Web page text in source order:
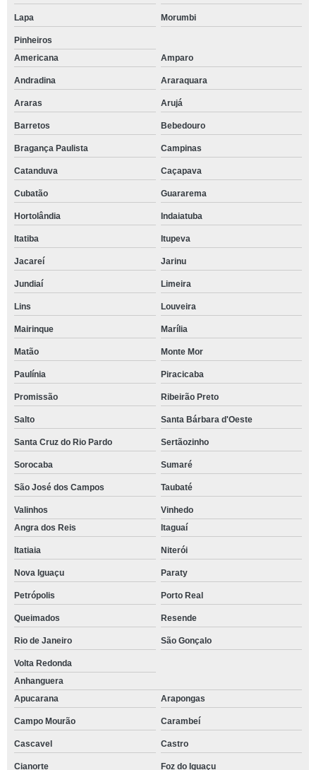
Lapa Morumbi
Pinheiros
Americana
Amparo
Andradina Araraquara
Araras Arujá
Barretos Bebedouro
Bragança Paulista Campinas
Catanduva Caçapava
Cubatão Guararema
Hortolândia Indaiatuba
Itatiba Itupeva
Jacareí Jarinu
Jundiaí Limeira
Lins Louveira
Mairinque Marília
Matão Monte Mor
Paulínia Piracicaba
Promissão Ribeirão Preto
Salto Santa Bárbara d'Oeste
Santa Cruz do Rio Pardo Sertãozinho
Sorocaba Sumaré
São José dos Campos Taubaté
Valinhos
Vinhedo
Angra dos Reis
Itaguaí
Itatiaia Niterói
Nova Iguaçu Paraty
Petrópolis Porto Real
Queimados Resende
Rio de Janeiro São Gonçalo
Volta Redonda
Anhanguera
Apucarana
Arapongas
Campo Mourão Carambeí
Cascavel Castro
Cianorte Foz do Iguaçu